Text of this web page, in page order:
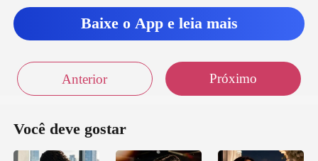
Baixe o App e leia mais
Anterior Próximo
Você deve gostar